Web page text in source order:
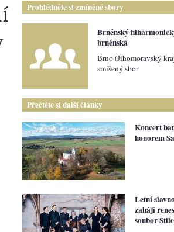
Prohlédněte si zmíněné sbory
Brněnský
brněnská
Brno (Jihomoravský
smíšený sbor
Přečtěte si další články
Koncert
honorem
Letní
zahájí
soubor